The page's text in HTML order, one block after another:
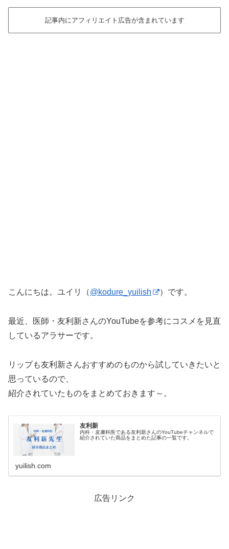
記事内にアフィリエイト広告が含まれています
こんにちは。ユイリ（@kodure_yuilish ）です。
最近、医師・友利新さんのYouTubeを参考にコスメを見直
しているアラサーです。
リップも友利新さんおすすめのものから試していきたいと
思っているので、
紹介されていたものをまとめておきます～。
友利新
内科・皮膚科医である友利新さんのYouTubeチャンネルで
紹介されていた商品をまとめた記事の一覧です。
yuilish.com
広告リンク